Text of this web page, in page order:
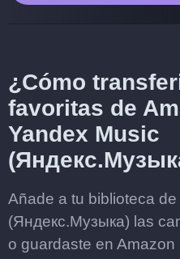
¿Cómo
favoritas de
Yandex Music
Añade a tu biblioteca
(Яндекс.Музыка) las
o guardaste en Amazon